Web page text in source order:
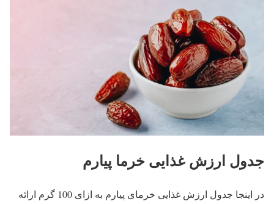
جدول ارزش غذایی خرما پیارم
در اینجا جدول ارزش غذایی خرمای پیارم به ازای 100 گرم ارائه